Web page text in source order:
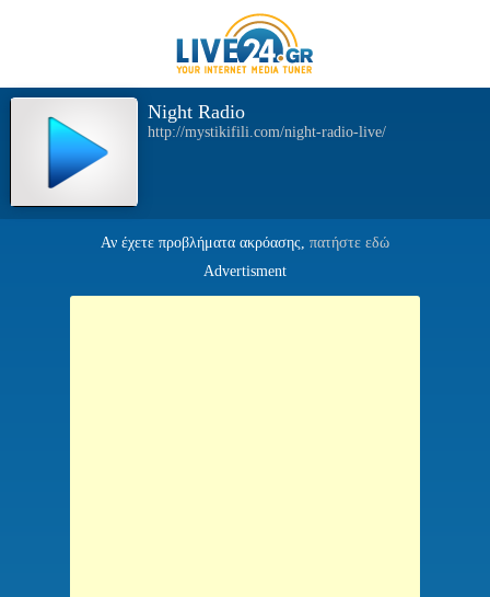
Night Radio
http://mystikifili.com/night-radio-live/
Αν έχετε προβλήματα ακρόασης, πατήστε εδώ
Advertisment